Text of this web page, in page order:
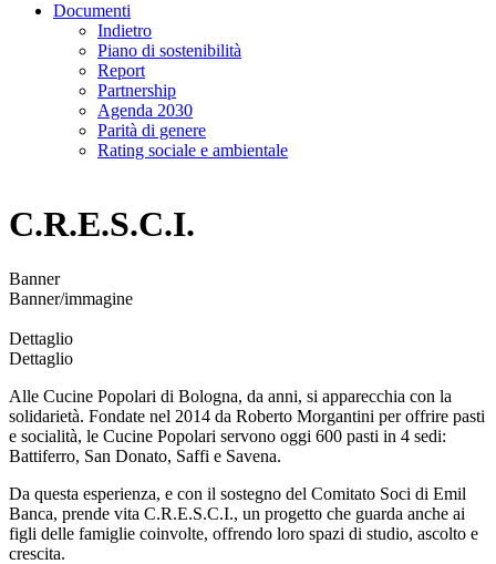
Documenti
Indietro
Piano di sostenibilità
Report
Partnership
Agenda 2030
Parità di genere
Rating sociale e ambientale
C.R.E.S.C.I.
Banner
Banner/immagine
Dettaglio
Dettaglio
Alle Cucine Popolari di Bologna, da anni, si apparecchia con la
solidarietà. Fondate nel 2014 da Roberto Morgantini per offrire pasti
e socialità, le Cucine Popolari servono oggi 600 pasti in 4 sedi:
Battiferro, San Donato, Saffi e Savena.
Da questa esperienza, e con il sostegno del Comitato Soci di Emil
Banca, prende vita C.R.E.S.C.I., un progetto che guarda anche ai
figli delle famiglie coinvolte, offrendo loro spazi di studio, ascolto e
crescita.